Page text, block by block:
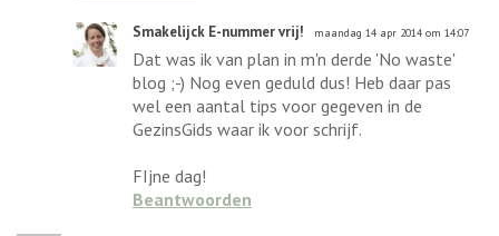
Smakelijck E-nummer vrij! maandag 14 apr 2014 om 14:07
Dat was ik van plan in m'n derde 'No waste'
blog ;-) Nog even geduld dus! Heb daar pas
wel een aantal tips voor gegeven in de
GezinsGids waar ik voor schrijf.
FIjne dag!
Beantwoorden